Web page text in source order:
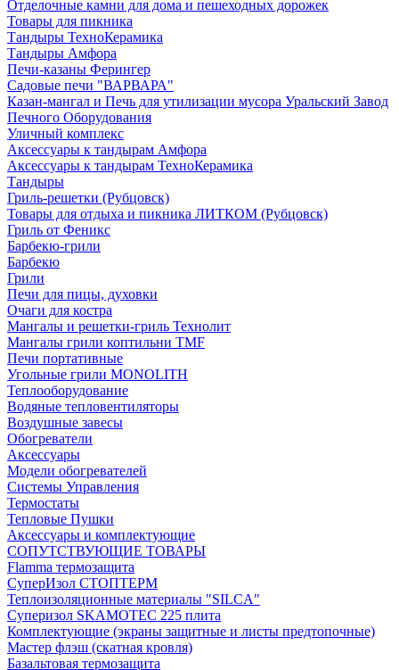
Отделочные камни для дома и пешеходных дорожек
Товары для пикника
Тандыры ТехноКерамика
Тандыры Амфора
Печи-казаны Ферингер
Садовые печи "ВАРВАРА"
Казан-мангал и Печь для утилизации мусора Уральский Завод
Печного Оборудования
Уличный комплекс
Аксессуары к тандырам Амфора
Аксессуары к тандырам ТехноКерамика
Тандыры
Гриль-решетки (Рубцовск)
Товары для отдыха и пикника ЛИТКОМ (Рубцовск)
Гриль от Феникс
Барбекю-грили
Барбекю
Грили
Печи для пицы, духовки
Очаги для костра
Мангалы и решетки-гриль Технолит
Мангалы грили коптильни TMF
Печи портативные
Угольные грили MONOLITH
Теплооборудование
Водяные тепловентиляторы
Воздушные завесы
Обогреватели
Аксессуары
Модели обогревателей
Системы Управления
Термостаты
Тепловые Пушки
Аксессуары и комплектующие
СОПУТСТВУЮЩИЕ ТОВАРЫ
Flamma термозащита
СуперИзол СТОПТЕРМ
Теплоизоляционные материалы "SILCA"
Суперизол SKAMOTEC 225 плита
Комплектующие (экраны защитные и листы предтопочные)
Мастер флэш (скатная кровля)
Базальтовая термозащита